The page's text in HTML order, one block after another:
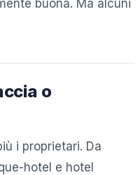
buona. Ma alcuni
o
i proprietari. Da
hotel e hotel